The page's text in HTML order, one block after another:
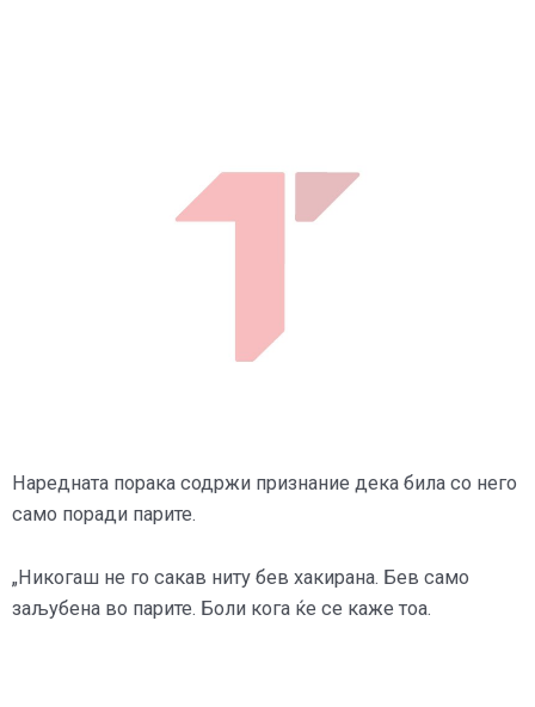
Наредната порака содржи признание дека била со него
само поради парите.
„Никогаш не го сакав ниту бев хакирана. Бев само
заљубена во парите. Боли кога ќе се каже тоа.